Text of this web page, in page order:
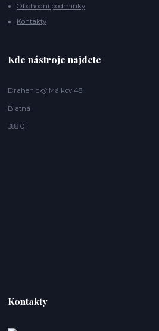
Obchodní podmínky
Kontakty
Kde nástroje najdete
Drahenický Málkov 48
Blatná
388 01
Kontakty